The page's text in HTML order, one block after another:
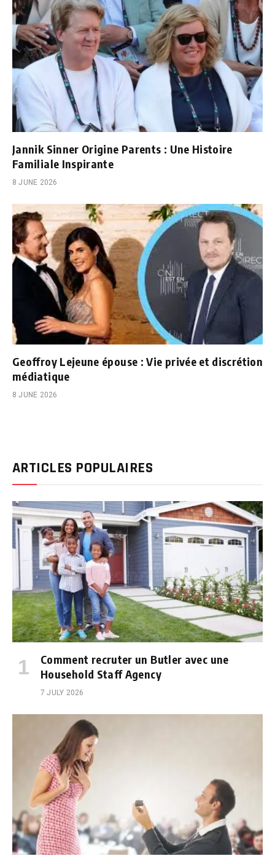
Jannik Sinner Origine Parents : Une Histoire
Familiale Inspirante
8 JUNE 2026
Geoffroy Lejeune épouse : Vie privée et discrétion
médiatique
8 JUNE 2026
ARTICLES POPULAIRES
Comment recruter un Butler avec une
Household Staff Agency
7 JULY 2026